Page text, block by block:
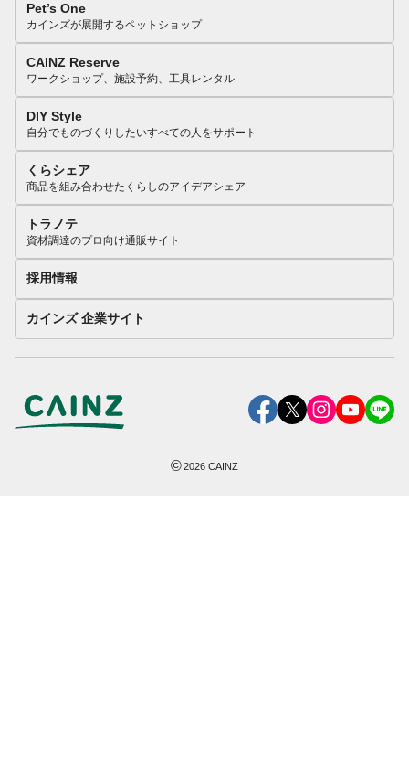
Pet’s One
カインズが展開するペットショップ
CAINZ Reserve
ワークショップ、施設予約、工具レンタル
DIY Style
自分でものづくりしたいすべての人をサポート
くらシェア
商品を組み合わせたくらしのアイデアシェア
トラノテ
資材調達のプロ向け通販サイト
採用情報
カインズ 企業サイト
©2026 CAINZ